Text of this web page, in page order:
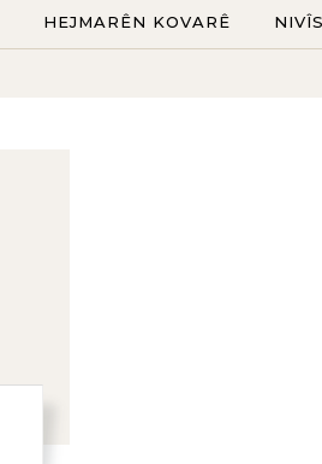
HEJMARÊN KOVARÊ